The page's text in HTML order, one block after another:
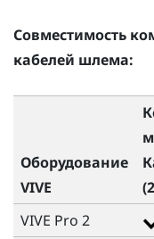
Совместимость
кабелей шлема:
Оборудование
VIVE
VIVE Pro 2